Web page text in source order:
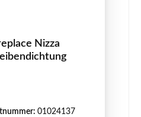
Nizza
01024137